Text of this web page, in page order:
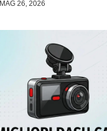
MAG 26, 2026